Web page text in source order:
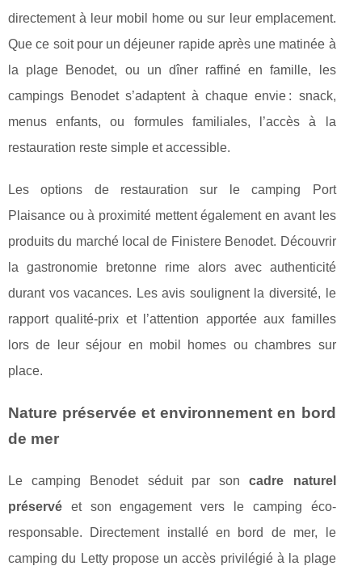
directement à leur mobil home ou sur leur emplacement.
Que ce soit pour un déjeuner rapide après une matinée à
la plage Benodet, ou un dîner raffiné en famille, les
campings Benodet s’adaptent à chaque envie : snack,
menus enfants, ou formules familiales, l’accès à la
restauration reste simple et accessible.
Les options de restauration sur le camping Port
Plaisance ou à proximité mettent également en avant les
produits du marché local de Finistere Benodet. Découvrir
la gastronomie bretonne rime alors avec authenticité
durant vos vacances. Les avis soulignent la diversité, le
rapport qualité-prix et l’attention apportée aux familles
lors de leur séjour en mobil homes ou chambres sur
place.
Nature préservée et environnement en bord
de mer
Le camping Benodet séduit par soncadre naturel
préservé et son engagement vers le camping éco-
responsable. Directement installé en bord de mer, le
camping du Letty propose un accès privilégié à la plage